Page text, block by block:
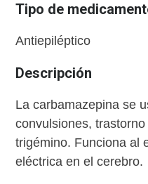
Tipo de
Antiepiléptico
Descripción
La carbamazepina se
convulsiones,
trigémino. Funciona al
eléctrica en el cerebro.